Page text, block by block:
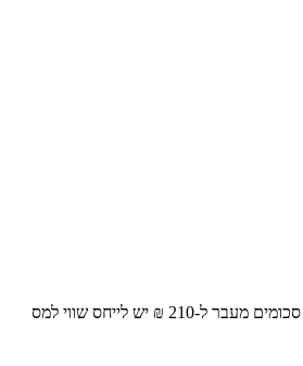
-מתנות הניתנות לעובדים לרגל אירוע אישי פעם אחת בשנה בסך של 210 ש"ח בשנים 2012,2013 יוכרו למס הכנסה במלואן ללא חיוב ייחוס שווי למס במשכורת , סכומים מעבר ל-210 ₪ יש לייחס שווי למס